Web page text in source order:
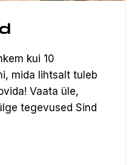
kui 10
mida lihtsalt tuleb
Vaata üle,
tegevused Sind